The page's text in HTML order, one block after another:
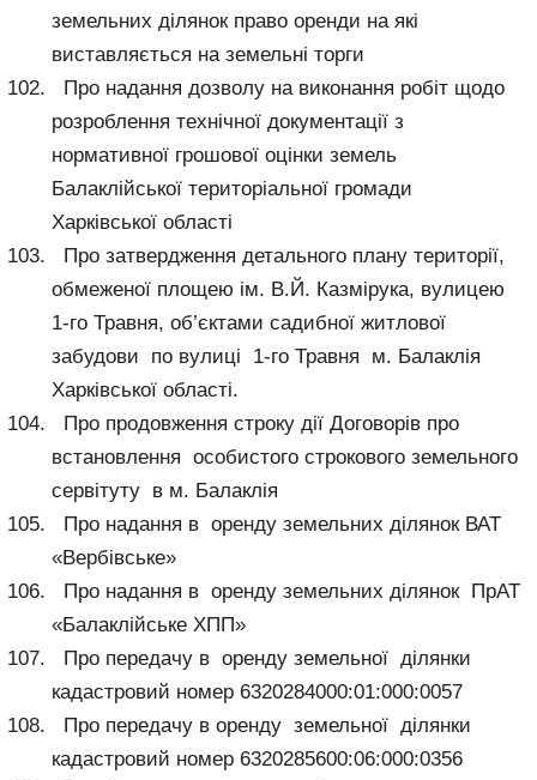
земельних ділянок право оренди на які
виставляється на земельні торги
Про надання дозволу на виконання робіт щодо
розроблення технічної документації з
нормативної грошової оцінки земель
Балаклійської територіальної громади
Харківської області
Про затвердження детального плану території,
обмеженої площею ім. В.Й. Казмірука, вулицею
1-го Травня, об’єктами садибної житлової
забудови по вулиці 1-го Травня м. Балаклія
Харківської області.
Про продовження строку дії Договорів про
встановлення особистого строкового земельного
сервітуту в м. Балаклія
Про надання в оренду земельних ділянок ВАТ
«Вербівське»
Про надання в оренду земельних ділянок ПрАТ
«Балаклійське ХПП»
Про передачу в оренду земельної ділянки
кадастровий номер 6320284000:01:000:0057
Про передачу в оренду земельної ділянки
кадастровий номер 6320285600:06:000:0356